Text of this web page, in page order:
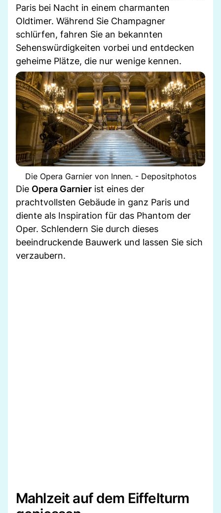
Paris bei Nacht in einem charmanten
Oldtimer. Während Sie Champagner
schlürfen, fahren Sie an bekannten
Sehenswürdigkeiten vorbei und entdecken
geheime Plätze, die nur wenige kennen.
Die Opera Garnier von Innen. - Depositphotos
Die Opera Garnier ist eines der
prachtvollsten Gebäude in ganz Paris und
diente als Inspiration für das Phantom der
Oper. Schlendern Sie durch dieses
beeindruckende Bauwerk und lassen Sie sich
verzaubern.
Mahlzeit auf dem Eiffelturm